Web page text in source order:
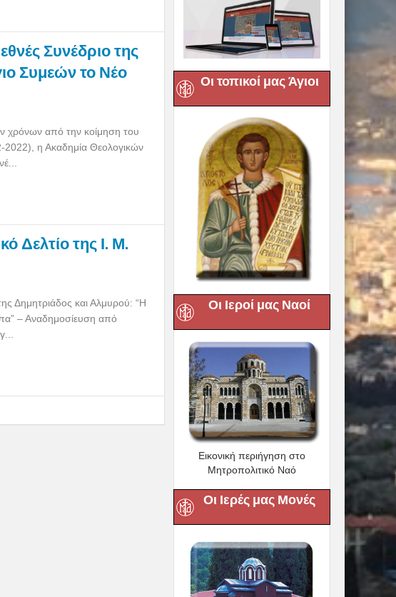
Συνέδριο της
Συμεών το Νέο
χρόνων από την κοίμηση του
η Ακαδημία Θεολογικών
Δελτίο της Ι. Μ.
Δημητριάδος και Αλμυρού: “Η
– Αναδημοσίευση από
Οι τοπικοί μας Άγιοι
Οι Ιεροί μας Ναοί
Εικονική περιήγηση στο
Μητροπολιτικό Ναό
Οι Ιερές μας Μονές